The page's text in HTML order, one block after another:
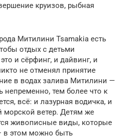
круизов, рыбная
Митилини Tsamakia есть
отдых с детьми
и сёрфинг, и дайвинг, и
не отменял принятие
в водах залива Митилини —
непременно, тем более что к
всё: и лазурная водичка, и
морской ветер. Детям же
живописные виды, которые
в этом можно быть